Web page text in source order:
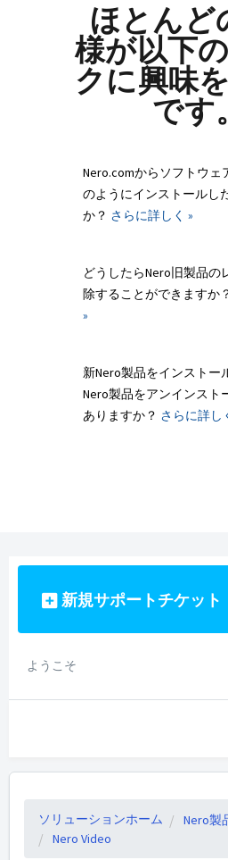
ほとんど
様が以下
クに興味
です。
Nero.comからソフトウェ
のようにインストールし
か？ さらに詳しく »
どうしたらNero旧製品の
除することができますか
»
新Nero製品をインストー
Nero製品をアンインスト
ありますか？ さらに詳し
新規サポートチケット
ようこそ
ソリューションホーム
Nero製
Nero Video